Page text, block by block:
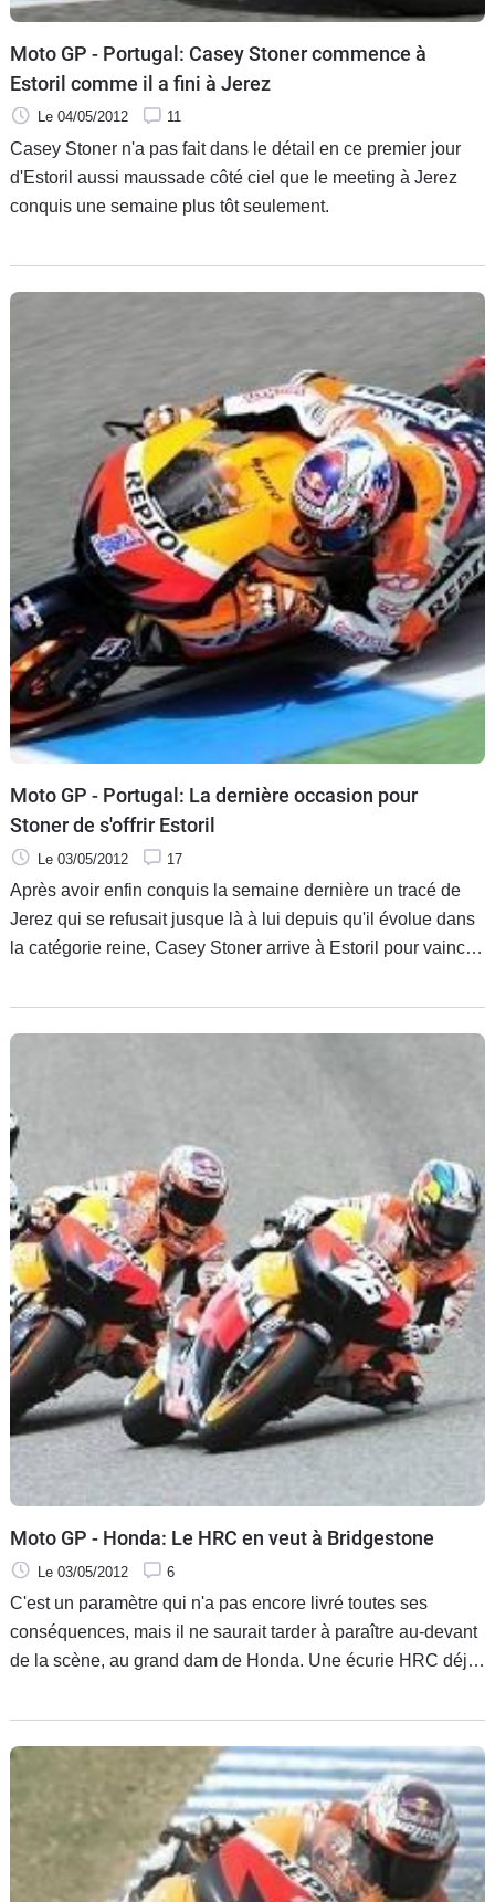
Moto GP - Portugal: Casey Stoner commence à
Estoril comme il a fini à Jerez
Le 04/05/2012 11
Casey Stoner n'a pas fait dans le détail en ce premier jour
d'Estoril aussi maussade côté ciel que le meeting à Jerez
conquis une semaine plus tôt seulement.
Moto GP - Portugal: La dernière occasion pour
Stoner de s'offrir Estoril
Le 03/05/2012 17
Après avoir enfin conquis la semaine dernière un tracé de
Jerez qui se refusait jusque là à lui depuis qu'il évolue dans
la catégorie reine, Casey Stoner arrive à Estoril pour vaincre,
Portugal lui a déjà ouvert les portes de son podium, il a
toujours boudé l'Australien pour la concrétisation.
Moto GP - Honda: Le HRC en veut à Bridgestone
Le 03/05/2012 6
C'est un paramètre qui n'a pas encore livré toutes ses
conséquences, mais il ne saurait tarder à paraître au-devant
de la scène, au grand dam de Honda. Une écurie HRC déjà
poids durant cet hiver à une RC213V finalisée et à qui il a
été imposé par le compatriote Bridgestone une nouvelle
configuration de pneus qui deviendra obligatoire après le
Grand Prix de Catalogne.